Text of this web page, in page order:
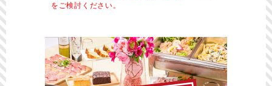
をご検討ください。